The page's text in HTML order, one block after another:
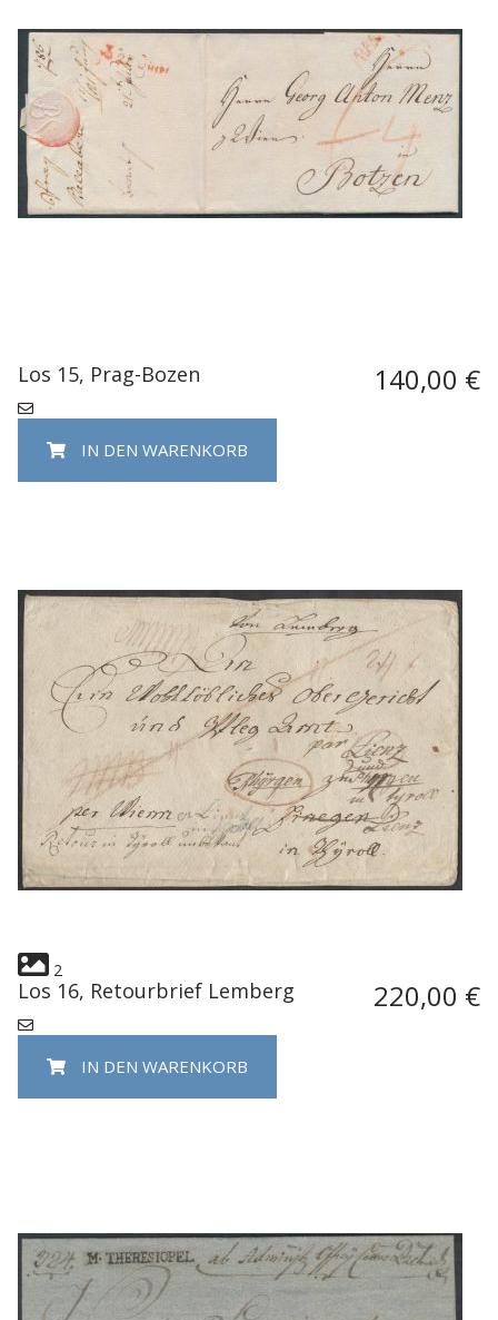
Los 15, Prag-Bozen 140,00 €
IN DEN WARENKORB
2
Los 16, Retourbrief Lemberg 220,00 €
IN DEN WARENKORB